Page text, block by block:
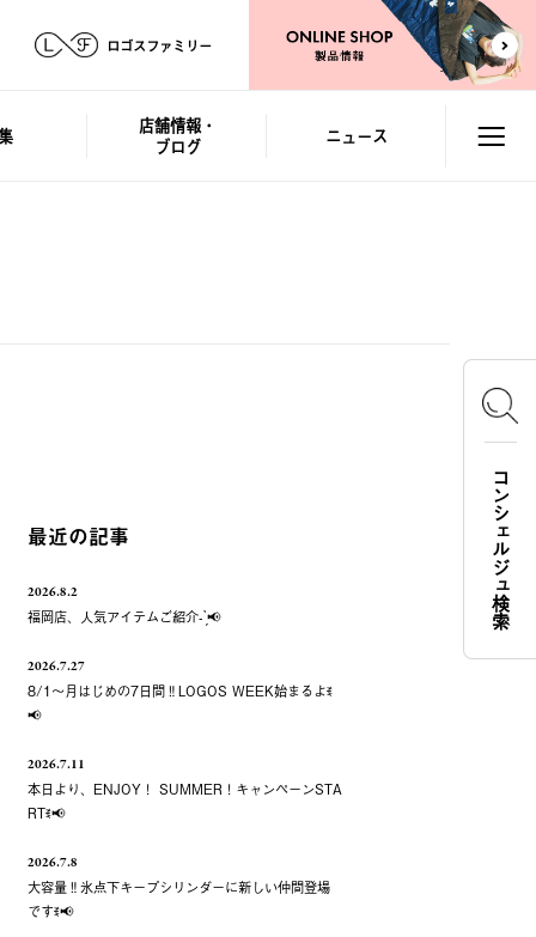
ロゴスファミリー
店舗情報・
ブログ
ニュース
最近の記事
2026.8.2
福岡店、人気アイテムご紹介- ̗̀📢
2026.7.27
8/1～月はじめの7日間‼️LOGOS WEEK始まるよꉂ
📢
2026.7.11
本日より、ENJOY！ SUMMER！キャンペーンSTA
RTꉂ📢
2026.7.8
大容量‼️氷点下キープシリンダーに新しい仲間登場
ですꉂ📢
コンシェルジュ検索